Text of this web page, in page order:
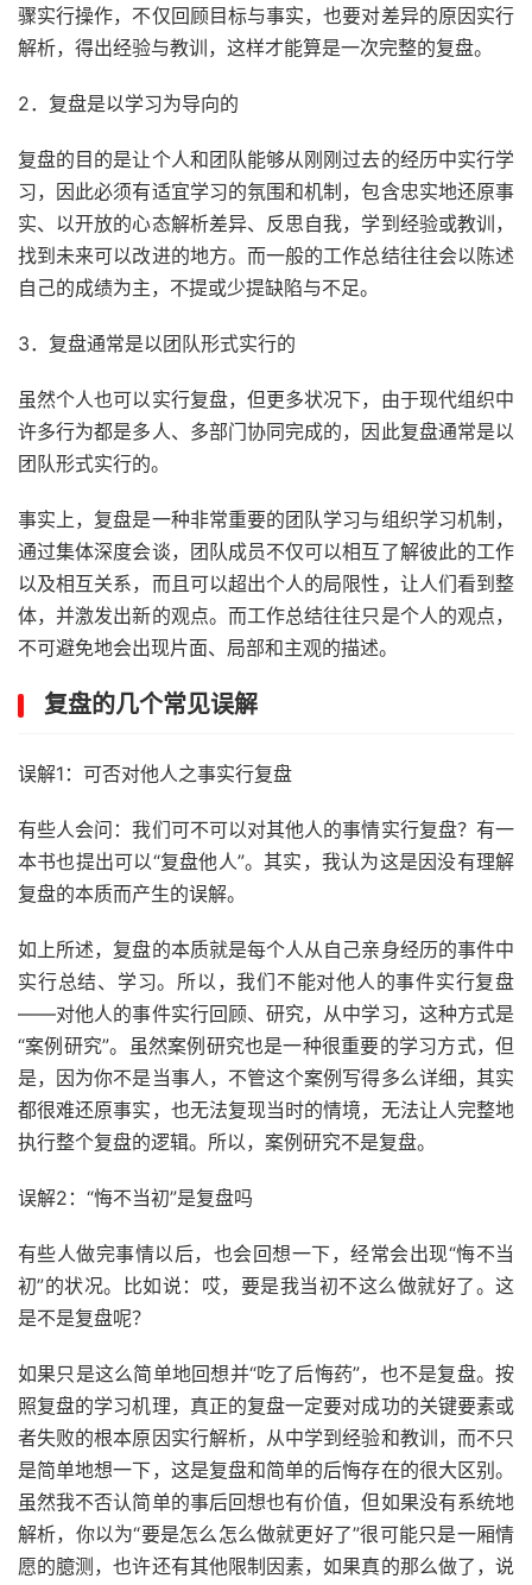
骤实行操作，不仅回顾目标与事实，也要对差异的原因实行
解析，得出经验与教训，这样才能算是一次完整的复盘。
2．复盘是以学习为导向的
复盘的目的是让个人和团队能够从刚刚过去的经历中实行学
习，因此必须有适宜学习的氛围和机制，包含忠实地还原事
实、以开放的心态解析差异、反思自我，学到经验或教训，
找到未来可以改进的地方。而一般的工作总结往往会以陈述
自己的成绩为主，不提或少提缺陷与不足。
3．复盘通常是以团队形式实行的
虽然个人也可以实行复盘，但更多状况下，由于现代组织中
许多行为都是多人、多部门协同完成的，因此复盘通常是以
团队形式实行的。
事实上，复盘是一种非常重要的团队学习与组织学习机制，
通过集体深度会谈，团队成员不仅可以相互了解彼此的工作
以及相互关系，而且可以超出个人的局限性，让人们看到整
体，并激发出新的观点。而工作总结往往只是个人的观点，
不可避免地会出现片面、局部和主观的描述。
复盘的几个常见误解
误解1：可否对他人之事实行复盘
有些人会问：我们可不可以对其他人的事情实行复盘？有一
本书也提出可以“复盘他人”。其实，我认为这是因没有理解
复盘的本质而产生的误解。
如上所述，复盘的本质就是每个人从自己亲身经历的事件中
实行总结、学习。所以，我们不能对他人的事件实行复盘
——对他人的事件实行回顾、研究，从中学习，这种方式是
“案例研究”。虽然案例研究也是一种很重要的学习方式，但
是，因为你不是当事人，不管这个案例写得多么详细，其实
都很难还原事实，也无法复现当时的情境，无法让人完整地
执行整个复盘的逻辑。所以，案例研究不是复盘。
误解2：“悔不当初”是复盘吗
有些人做完事情以后，也会回想一下，经常会出现“悔不当
初”的状况。比如说：哎，要是我当初不这么做就好了。这
是不是复盘呢？
如果只是这么简单地回想并“吃了后悔药”，也不是复盘。按
照复盘的学习机理，真正的复盘一定要对成功的关键要素或
者失败的根本原因实行解析，从中学到经验和教训，而不只
是简单地想一下，这是复盘和简单的后悔存在的很大区别。
虽然我不否认简单的事后回想也有价值，但如果没有系统地
解析，你以为“要是怎么怎么做就更好了”很可能只是一厢情
愿的臆测，也许还有其他限制因素，如果真的那么做了，说